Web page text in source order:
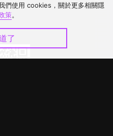
們使用 cookies，關於更多相關隱
策。
了